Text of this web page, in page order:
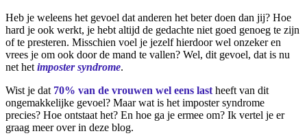
Heb je weleens het gevoel dat anderen het beter doen dan jij? Hoe
hard je ook werkt, je hebt altijd de gedachte niet goed genoeg te zijn
of te presteren. Misschien voel je jezelf hierdoor wel onzeker en
vrees je om ook door de mand te vallen? Wel, dit gevoel, dat is nu
net hetimposter syndrome.
Wist je dat 70% van de vrouwen wel eens lastheeft van dit
ongemakkelijke gevoel? Maar wat is het imposter syndrome
precies? Hoe ontstaat het? En hoe ga je ermee om? Ik vertel je er
graag meer over in deze blog.